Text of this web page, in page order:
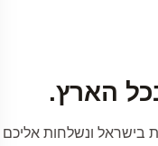
הארץ.
בישראל ונשלחות אליכם